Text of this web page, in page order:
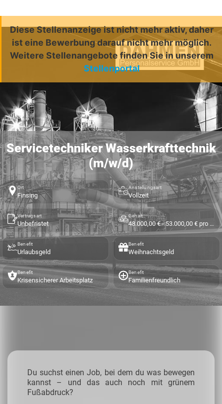
Diese Stellenanzeige ist nicht mehr aktiv, daher
ist eine Bewerbung darauf nicht mehr möglich.
Weitere Stellenangebote finden Sie in unserem
Stellenportal
Servicetechniker Wasserkrafttechnik
(m/w/d)
Ort
Finsing
Anstellungsart
Vollzeit
Vertragsart
Unbefristet
Gehalt
48.000,00 € - 53.000,00 € pro Jahr
Benefit
Urlaubsgeld
Benefit
Weihnachtsgeld
Benefit
Krisensicherer Arbeitsplatz
Benefit
Familienfreundlich
Du suchst einen Job, bei dem du was bewegen
kannst – und das auch noch mit grünem
Fußabdruck?